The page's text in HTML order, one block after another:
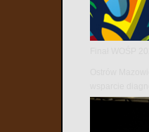
Ostrów
wsparcie